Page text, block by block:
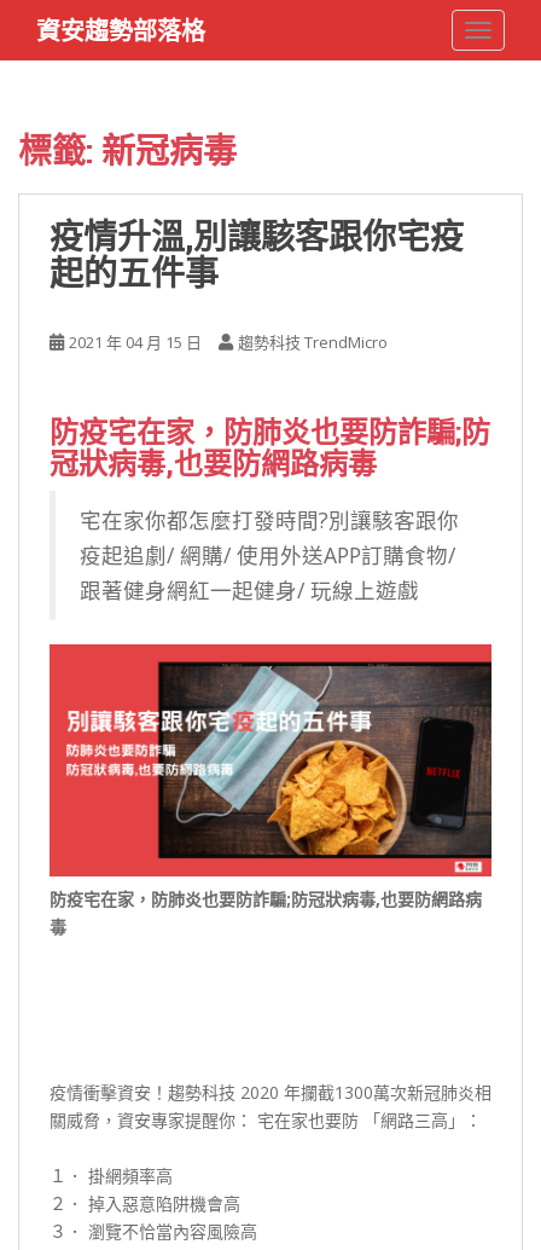
i
資安趨勢部落格
標籤: 新冠病毒
疫情升溫,別讓駭客跟你宅疫
起的五件事
2021 年 04 月 15 日 趨勢科技 TrendMicro
防疫宅在家， 防肺炎也要防詐騙;防
冠狀病毒,也要防網路病毒
宅在家你都怎麼打發時間?別讓駭客跟你
疫起追劇/ 網購/ 使用外送APP訂購食物/
跟著健身網紅一起健身/ 玩線上遊戲
防疫宅在家，防肺炎也要防詐騙;防冠狀病毒,也要防網路病
毒
疫情衝擊資安！趨勢科技 2020 年攔截1300萬次新冠肺炎相
關威脅，資安專家提醒你： 宅在家也要防 「網路三高」：
１． 掛網頻率高
２． 掉入惡意陷阱機會高
３． 瀏覽不恰當內容風險高